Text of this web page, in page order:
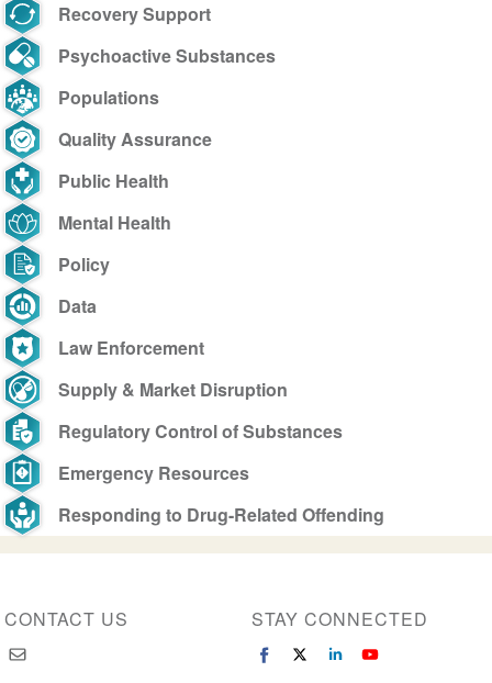
Recovery Support
Psychoactive Substances
Populations
Quality Assurance
Public Health
Mental Health
Policy
Data
Law Enforcement
Supply & Market Disruption
Regulatory Control of Substances
Emergency Resources
Responding to Drug-Related Offending
CONTACT US STAY CONNECTED